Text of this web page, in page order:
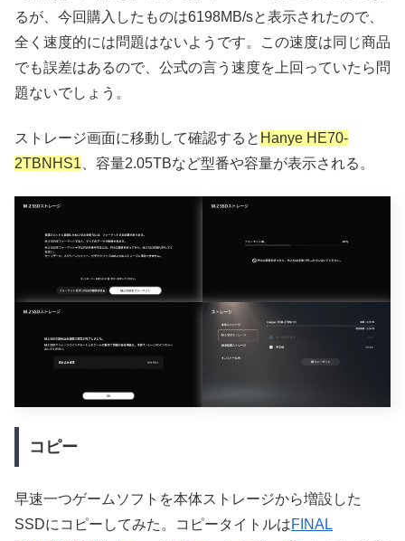
るが、今回購入したものは6198MB/sと表示されたので、
全く速度的には問題はないようです。この速度は同じ商品
でも誤差はあるので、公式の言う速度を上回っていたら問
題ないでしょう。
ストレージ画面に移動して確認すると Hanye HE70-
2TBNHS1 、容量2.05TBなど型番や容量が表示される。
コピー
早速一つゲームソフトを本体ストレージから増設した
SSDにコピーしてみた。コピータイトルはFINAL